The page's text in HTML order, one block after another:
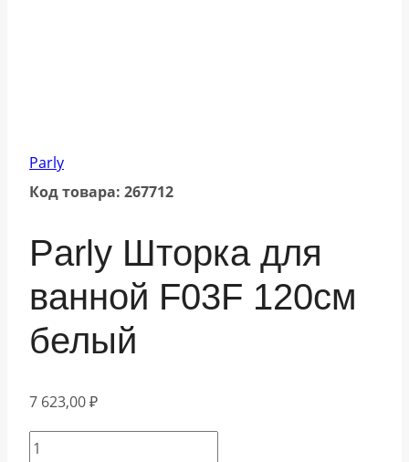
Parly
Код товара: 267712
Parly Шторка для
ванной F03F 120см
белый
7 623,00₽
Количество